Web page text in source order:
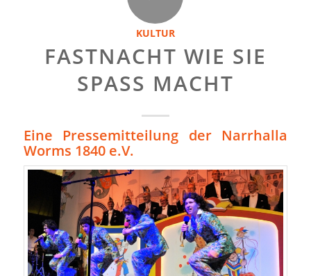
KULTUR
FASTNACHT WIE SIE
SPASS MACHT
Eine Pressemitteilung der Narrhalla
Worms 1840 e.V.